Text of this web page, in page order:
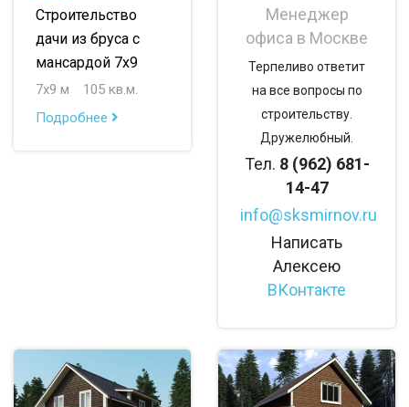
с беседкой с двумя входами
Строительство
дачи из бруса с
мансардой 7х9
7х9 м
105 кв.м.
Подробнее
Менеджер
офиса в Москве
Терпеливо ответит
на все вопросы по
строительству.
Дружелюбный.
Тел. 8 (962) 681-
14-47
info@sksmirnov.ru
Написать
Алексею
ВКонтакте